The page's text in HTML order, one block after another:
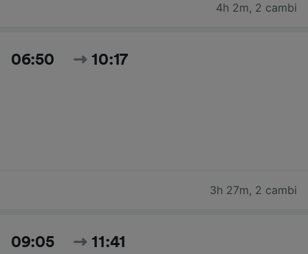
4h 2m, 2 cambi
06:50 10:17
3h 27m, 2 cambi
09:05 11:41